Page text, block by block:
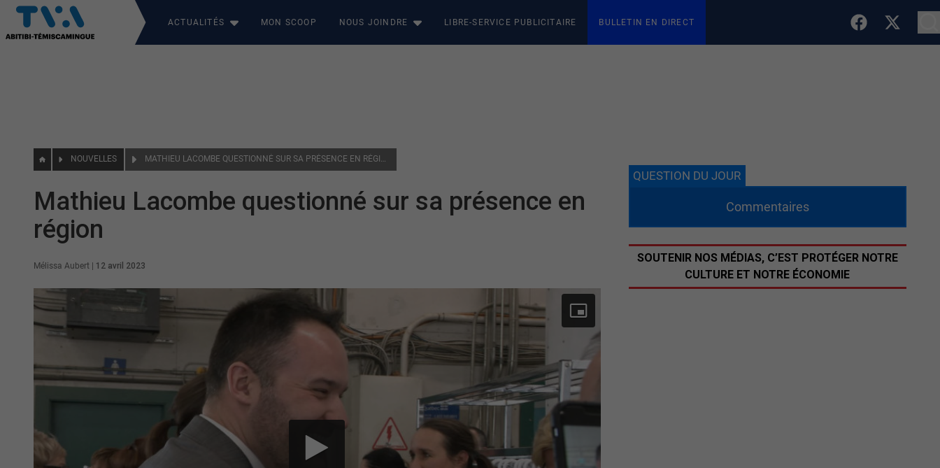
ACTUALITÉS MON SCOOP NOUS JOINDRE LIBRE-SERVICE PUBLICITAIRE BULLETIN EN DIRECT
NOUVELLES MATHIEU LACOMBE QUESTIONNÉ SUR SA PRÉSENCE EN RÉGION
Mathieu Lacombe questionné sur sa présence en
région
Mélissa Aubert 12 avril 2023
QUESTION DU JOUR
Commentaires
SOUTENIR NOS MÉDIAS, C’EST PROTÉGER NOTRE
CULTURE ET NOTRE ÉCONOMIE